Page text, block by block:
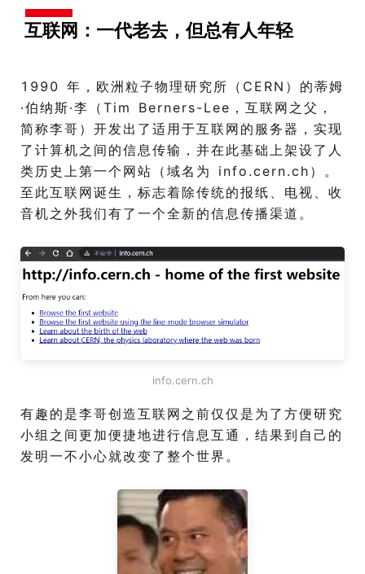
互联网：一代老去，但总有人年轻
1990 年，欧洲粒子物理研究所（CERN）的蒂姆
·伯纳斯·李（Tim Berners-Lee，互联网之父，
简称李哥）开发出了适用于互联网的服务器，实现
了计算机之间的信息传输，并在此基础上架设了人
类历史上第一个网站（域名为 info.cern.ch）。
至此互联网诞生，标志着除传统的报纸、电视、收
音机之外我们有了一个全新的信息传播渠道。
info.cern.ch
有趣的是李哥创造互联网之前仅仅是为了方便研究
小组之间更加便捷地进行信息互通，结果到自己的
发明一不小心就改变了整个世界。